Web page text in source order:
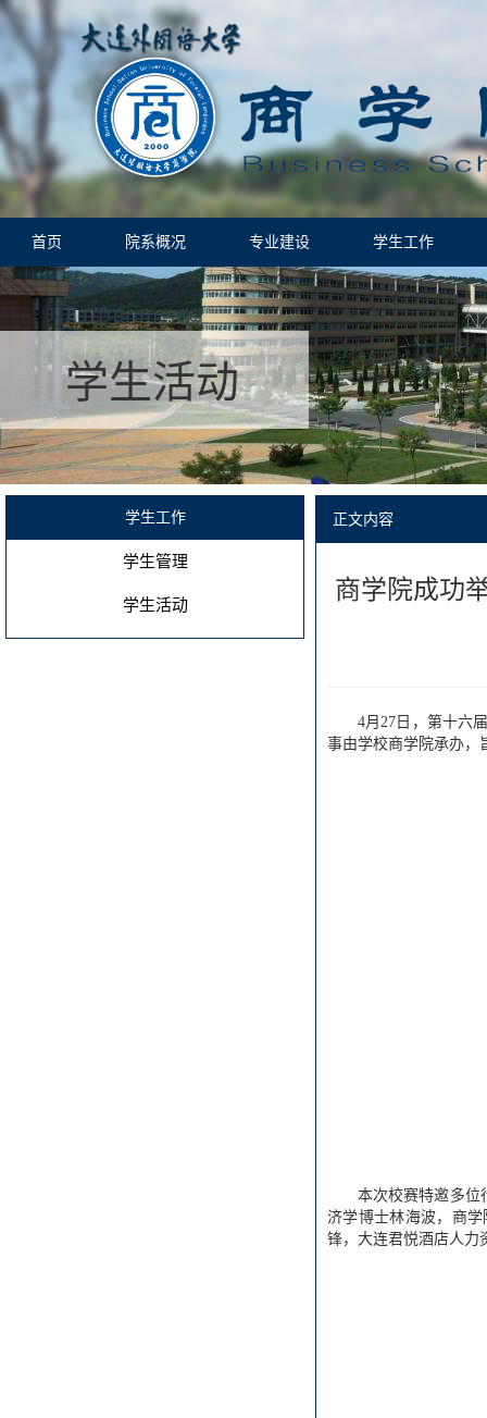
首页 院系概况 专业建设 学生工作
学生活动
学生工作
学生管理
学生活动
正文内容
商学院成功
4月27日，第十六
事由学校商学院承办，
本次校赛特邀多位
济学博士林海波，商
锋，大连君悦酒店人力